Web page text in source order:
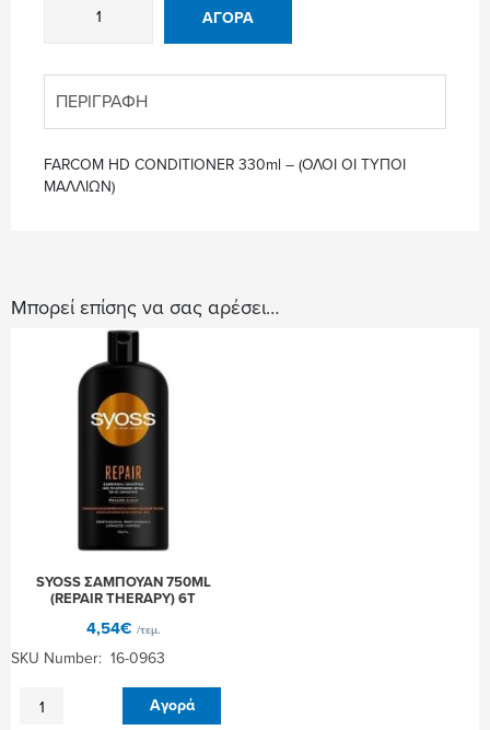
FARCOM
330ml
-
ΤΥΠΟΙ
ΜΑΛΛΙΩΝ)
ΑΓΟΡΆ
ΠΕΡΙΓΡΑΦΉ
FARCOM HD CONDITIONER 330ml – (ΟΛΟΙ ΟΙ ΤΥΠΟΙ
ΜΑΛΛΙΩΝ)
Μπορεί επίσης να σας αρέσει…
SYOSS ΣΑΜΠΟΥΑΝ 750ML
(REPAIR THERAPY) 6Τ
4,54€ /τεμ.
SKU Number: 16-0963
Αγορά
SYOSS